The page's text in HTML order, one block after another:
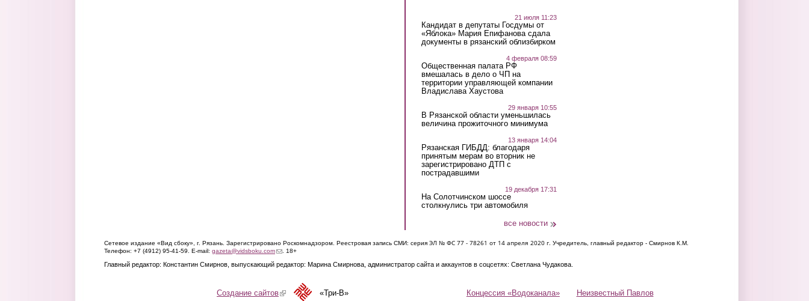
21 июля 11:23
Кандидат в депутаты Госдумы от
«Яблока» Мария Епифанова сдала
документы в рязанский облизбирком
4 февраля 08:59
Общественная палата РФ
вмешалась в дело о ЧП на
территории управляющей компании
Владислава Хаустова
29 января 10:55
В Рязанской области уменьшилась
величина прожиточного минимума
13 января 14:04
Рязанская ГИБДД: благодаря
принятым мерам во вторник не
зарегистрировано ДТП с
пострадавшими
19 декабря 17:31
На Солотчинском шоссе
столкнулись три автомобиля
все новости
Сетевое издание «Вид сбоку», г. Рязань. Зарегистрировано Роскомнадзором. Реестровая запись СМИ: серия ЭЛ № ФС 77 - 78261 от 14 апреля 2020 г. Учредитель, главный редактор - Смирнов К.М.
Телефон: +7 (4912) 95-41-59. E-mail: gazeta@vidsboku.com(link sends e-mail)
. 18+
Главный редактор: Константин Смирнов, выпускающий редактор: Марина Смирнова, администратор сайта и аккаунтов в соцсетях: Светлана Чудакова.
Концессия «Водоканала» Неизвестный Павлов
Создание сайтов(link is external)«Три-В»